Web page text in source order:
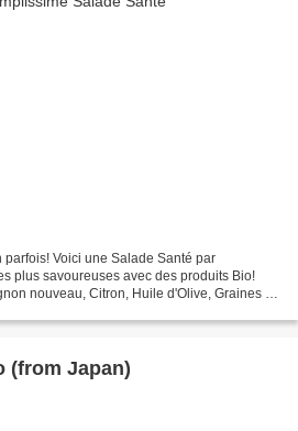
Voici une Salade Santé par
plus savoureuses avec des produits Bio!
nouveau, Citron, Huile d'Olive, Graines de
(from Japan)